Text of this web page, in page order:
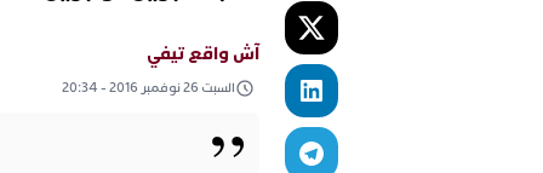
آش واقع تيفي
السبت 26 نوفمبر 2016 - 20:34